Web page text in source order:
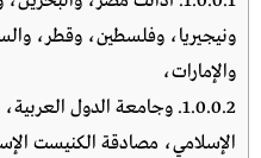
ونيجيريا، وفلسطين، وقطر،
والإمارات،
1.0.0.2. وجامعة الدول
الإسلامي، مصادقة الكنيست